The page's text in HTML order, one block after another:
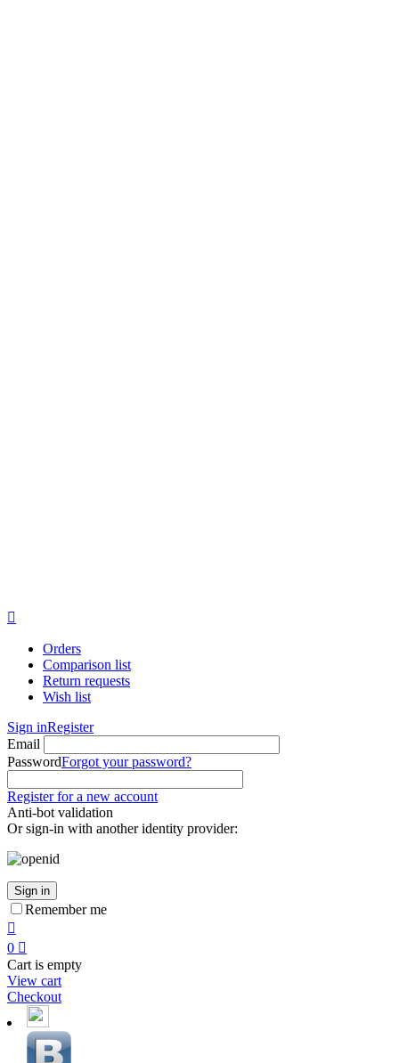

Orders
Comparison list
Return requests
Wish list
Sign inRegister
Email
PasswordForgot your password?
Register for a new account
Anti-bot validation
Or sign-in with another identity provider:
Sign in
Remember me

0 
Cart is empty
View cart
Checkout